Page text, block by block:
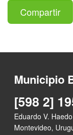
Compartir
Municipio
[598 2]
Eduardo V.
Montevideo,